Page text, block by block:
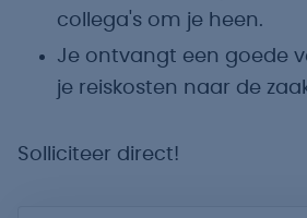
collega's om je heen.
Je ontvangt een goede
je reiskosten naar de
Solliciteer direct!